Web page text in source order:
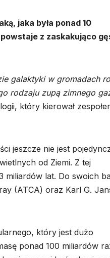
jaka była ponad 10
z zaskakująco
galaktyki w gromadach
rodzaju zupą zimnego
który kierował
jeszcze nie jest
od Ziemi. Z tej
miliardów lat. Do swoich
(ATCA) oraz Karl G.
który jest dużo
ponad 100 miliardów